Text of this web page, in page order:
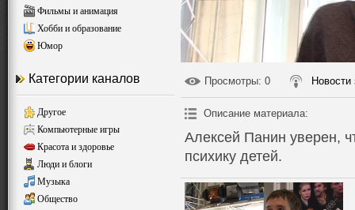
Фильмы и анимация
Хобби и образование
Юмор
Категории каналов
Другое
Компьютерные игры
Красота и здоровье
Люди и блоги
Музыка
Общество
Просмотры: 0 Новости
Описание материала:
Алексей Панин уверен,
психику детей.